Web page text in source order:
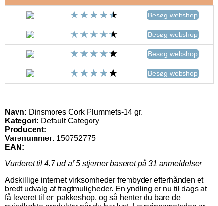
Besøg webshop
Besøg webshop
Besøg webshop
Besøg webshop
Navn: Dinsmores Cork Plummets-14 gr.
Kategori: Default Category
Producent:
Varenummer: 150752775
EAN:
Vurderet til 4.7ud af 5 stjerner baseret på 31 anmeldelser
Adskillige internet virksomheder frembyder efterhånden et
bredt udvalg af fragtmuligheder. En yndling er nu til dags at
få leveret til en pakkeshop, og så henter du bare de